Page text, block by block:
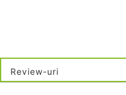
Review-uri